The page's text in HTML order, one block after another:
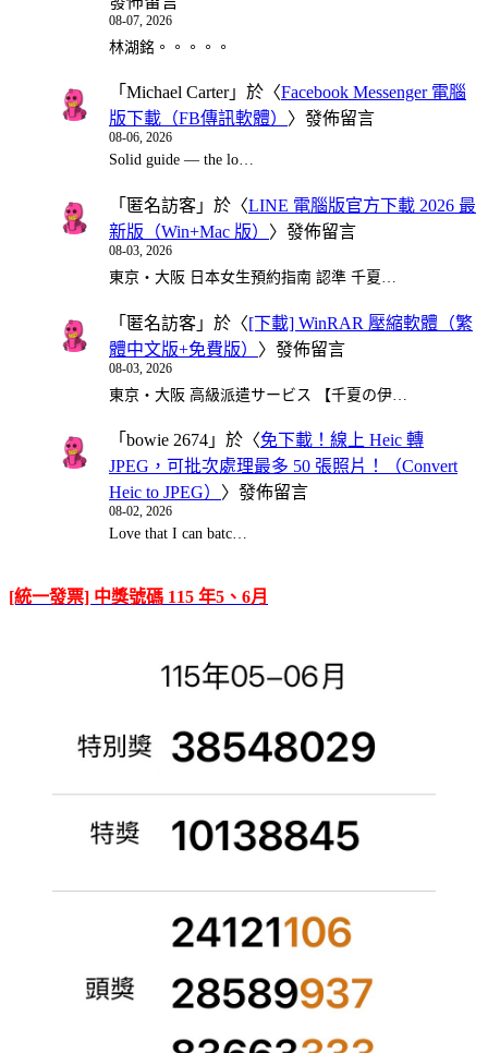
08-07, 2026
林湖銘。。。。。
「 Michael Carter」於〈Facebook Messenger 電腦
版下載（FB傳訊軟體） 〉發佈留言
08-06, 2026
Solid guide — the lo…
「 匿名訪客 」於〈LINE 電腦版官方下載 2026 最
新版（Win+Mac 版） 〉發佈留言
08-03, 2026
東京・大阪 日本女生預約指南 認準 千夏…
「 匿名訪客 」於〈[下載] WinRAR 壓縮軟體（繁
體中文版+免費版） 〉發佈留言
08-03, 2026
東京・大阪 高級派遣サービス 【千夏の伊…
「 bowie 2674 」於〈免下載！線上 Heic 轉
JPEG，可批次處理最多 50 張照片！（Convert
Heic to JPEG） 〉發佈留言
08-02, 2026
Love that I can batc…
[統一發票] 中獎號碼 115 年5、6月